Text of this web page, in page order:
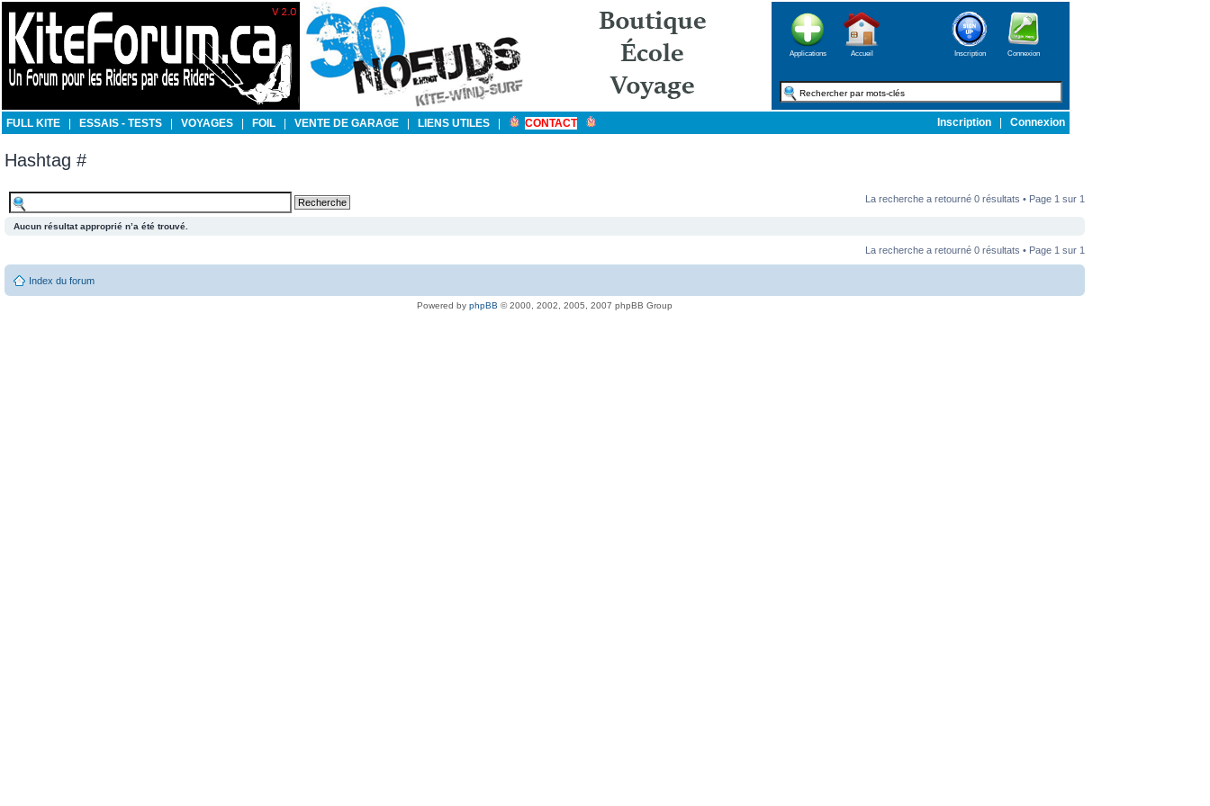
Applications Accueil Inscription Connexion
FULL KITE ESSAIS - TESTS VOYAGES FOIL VENTE DE GARAGE LIENS UTILES CONTACT Inscription Connexion
Hashtag #
La recherche a retourné 0 résultats • Page 1 sur 1
Aucun résultat approprié n’a été trouvé.
La recherche a retourné 0 résultats • Page 1 sur 1
Index du forum
Powered by phpBB © 2000, 2002, 2005, 2007 phpBB Group